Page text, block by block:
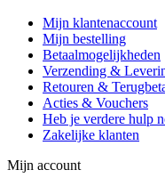
Mijn klantenaccount
Mijn bestelling
Betaalmogelijkheden
Verzending &
Retouren &
Acties & Vouchers
Heb je verdere hulp
Zakelijke klanten
Mijn account